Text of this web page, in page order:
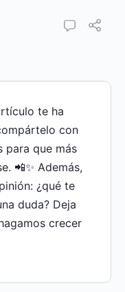
te ha
con
para que más
📲✨ Además,
¿qué te
duda? Deja
crecer